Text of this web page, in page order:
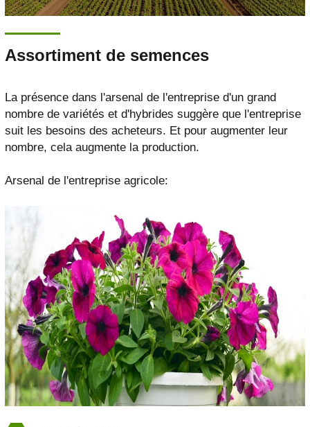
Assortiment de semences
La présence dans l'arsenal de l'entreprise d'un grand
nombre de variétés et d'hybrides suggère que l'entreprise
suit les besoins des acheteurs. Et pour augmenter leur
nombre, cela augmente la production.
Arsenal de l'entreprise agricole: